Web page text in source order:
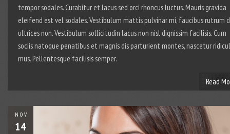
tempor sodales. Curabitur et lacus sed orci rhoncus luctus. Mauris gravida
eleifend est vel sodales. Vestibulum mattis pulvinar mi, faucibus rutrum
ultrices non. Vestibulum sollicitudin lacus non nisl dignissim facilisis. Cum
sociis natoque penatibus et magnis dis parturient montes, nascetur
mus. Pellentesque facilisis semper.
Read
NOV
14